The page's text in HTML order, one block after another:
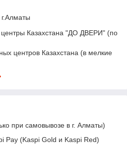
центры Казахстана "ДО ДВЕРИ" (по
центров Казахстана (в мелкие
при самовывозе в г. Алматы)
Pay (Kaspi Gold и Kaspi Red)